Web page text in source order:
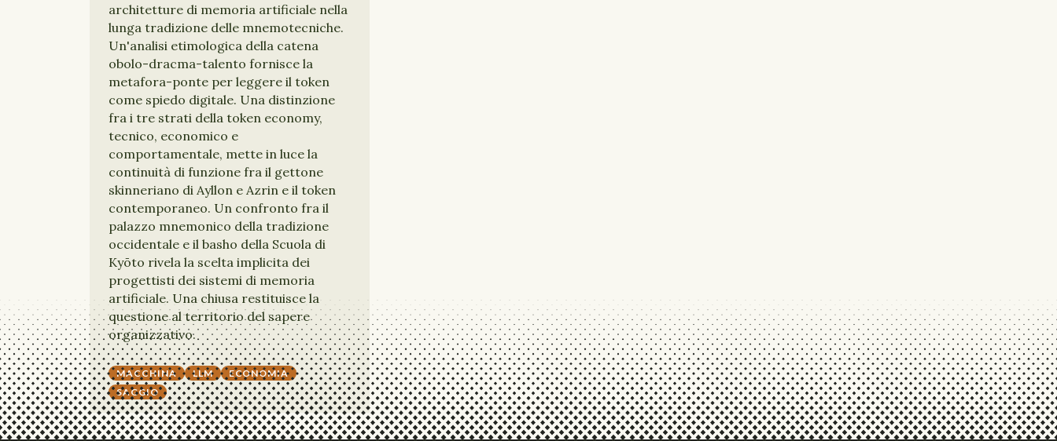
architetture di memoria artificiale nella
lunga tradizione delle mnemotecniche.
Un'analisi etimologica della catena
obolo-dracma-talento fornisce la
metafora-ponte per leggere il token
come spiedo digitale. Una distinzione
fra i tre strati della token economy,
tecnico, economico e
comportamentale, mette in luce la
continuità di funzione fra il gettone
skinneriano di Ayllon e Azrin e il token
contemporaneo. Un confronto fra il
palazzo mnemonico della tradizione
occidentale e il basho della Scuola di
Kyōto rivela la scelta implicita dei
progettisti dei sistemi di memoria
artificiale. Una chiusa restituisce la
questione al territorio del sapere
organizzativo.
MACCHINA LLM
ECONOMIA
SAGGIO